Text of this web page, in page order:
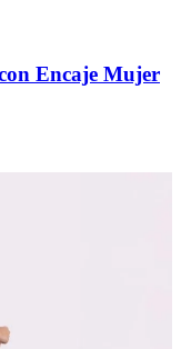
Encaje Mujer